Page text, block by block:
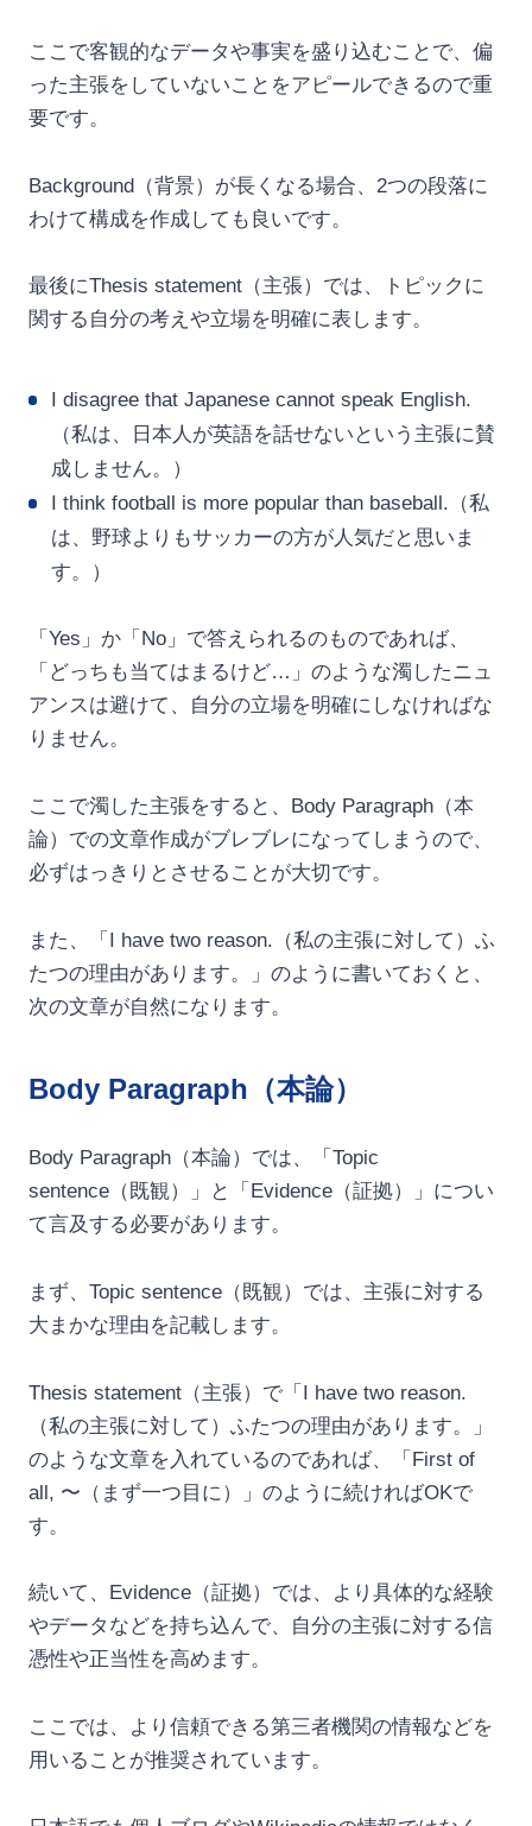
ここで客観的なデータや事実を盛り込むことで、偏
った主張をしていないことをアピールできるので重
要です。
Background（背景）が長くなる場合、2つの段落に
わけて構成を作成しても良いです。
最後にThesis statement（主張）では、トピックに
関する自分の考えや立場を明確に表します。
I disagree that Japanese cannot speak English.
（私は、日本人が英語を話せないという主張に賛
成しません。）
I think football is more popular than baseball.（私
は、野球よりもサッカーの方が人気だと思いま
す。）
「Yes」か「No」で答えられるのものであれば、
「どっちも当てはまるけど…」のような濁したニュ
アンスは避けて、自分の立場を明確にしなければな
りません。
ここで濁した主張をすると、Body Paragraph（本
論）での文章作成がブレブレになってしまうので、
必ずはっきりとさせることが大切です。
また、「I have two reason.（私の主張に対して）ふ
たつの理由があります。」のように書いておくと、
次の文章が自然になります。
Body Paragraph（本論）
Body Paragraph（本論）では、「Topic
sentence（既観）」と「Evidence（証拠）」につい
て言及する必要があります。
まず、Topic sentence（既観）では、主張に対する
大まかな理由を記載します。
Thesis statement（主張）で「I have two reason.
（私の主張に対して）ふたつの理由があります。」
のような文章を入れているのであれば、「First of
all, 〜（まず一つ目に）」のように続ければOKで
す。
続いて、Evidence（証拠）では、より具体的な経験
やデータなどを持ち込んで、自分の主張に対する信
憑性や正当性を高めます。
ここでは、より信頼できる第三者機関の情報などを
用いることが推奨されています。